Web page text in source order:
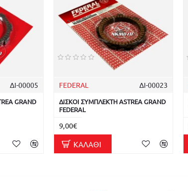
ΔΙ-00005
GRAND
FEDERAL ΔΙ-00023
ΔΙΣΚΟΙ ΣΥΜΠΛΕΚΤΗ ASTREA GRAND
FEDERAL
9,00€
ΚΑΛΆΘΙ